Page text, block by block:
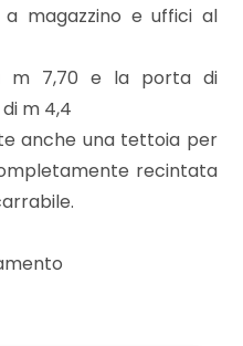
magazzino e uffici al
m 7,70 e la porta di
m 4,4
anche una tettoia per
recintata